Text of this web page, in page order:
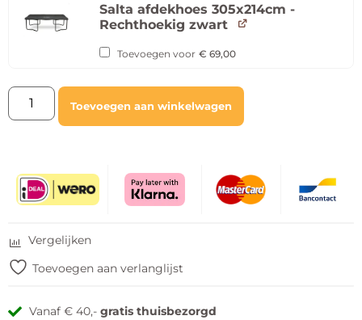
Salta afdekhoes 305x214cm -
Rechthoekig zwart
Toevoegen voor € 69,00
Toevoegen aan winkelwagen
Vergelijken
Toevoegen aan verlanglijst
Vanaf € 40,-gratis thuisbezorgd